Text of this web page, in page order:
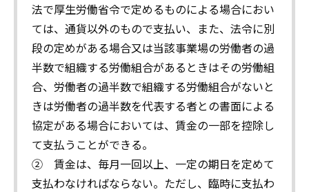
法で厚生労働省令で定めるものによる場合におい
ては、通貨以外のもので支払い、また、法令に別
段の定めがある場合又は当該事業場の労働者の過
半数で組織する労働組合があるときはその労働組
合、労働者の過半数で組織する労働組合がないと
きは労働者の過半数を代表する者との書面による
協定がある場合においては、賃金の一部を控除し
て支払うことができる。
② 賃金は、毎月一回以上、一定の期日を定めて
支払わなければならない。ただし、臨時に支払わ